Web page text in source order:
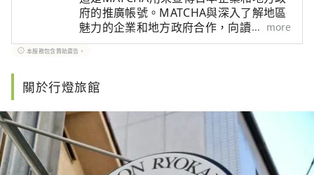
府的推廣帳號。MATCHA與深入了解地區
魅力的企業和地方政府合作，向讀者介紹
日本尚未被發現的魅力！同時我們也根據
該地區的政府和企業等提供值得信賴的資
more
本服務包含贊助廣告。
關於行燈旅館